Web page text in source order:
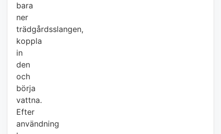
bara
ner
trädgårdsslangen,
koppla
in
den
och
börja
vattna.
Efter
användning